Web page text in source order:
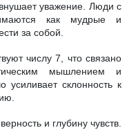
уважение. Люди с
как мудрые и
за собой.
числу 7, что связано
мышлением и
усиливает склонность к
и глубину чувств.